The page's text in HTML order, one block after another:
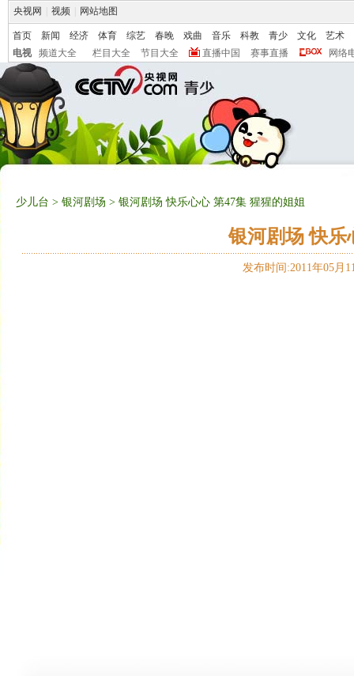
央视网 视频 网站地图
首页 新闻 经济 体育 综艺 春晚 戏曲 音乐 科教 青少 文化
艺术
电视
频道大全 栏目大全 节目大全 直播中国 赛事直播 网络
少儿台 > 银河剧场 > 银河剧场 快乐心心 第47集 猩猩的姐姐
银河剧场 快乐
发布时间:2011年05月